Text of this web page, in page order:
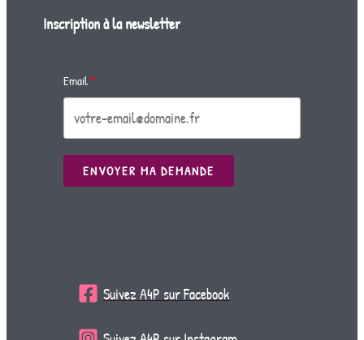
Inscription à la newsletter
Email
ENVOYER MA DEMANDE
Suivez A4P sur Facebook